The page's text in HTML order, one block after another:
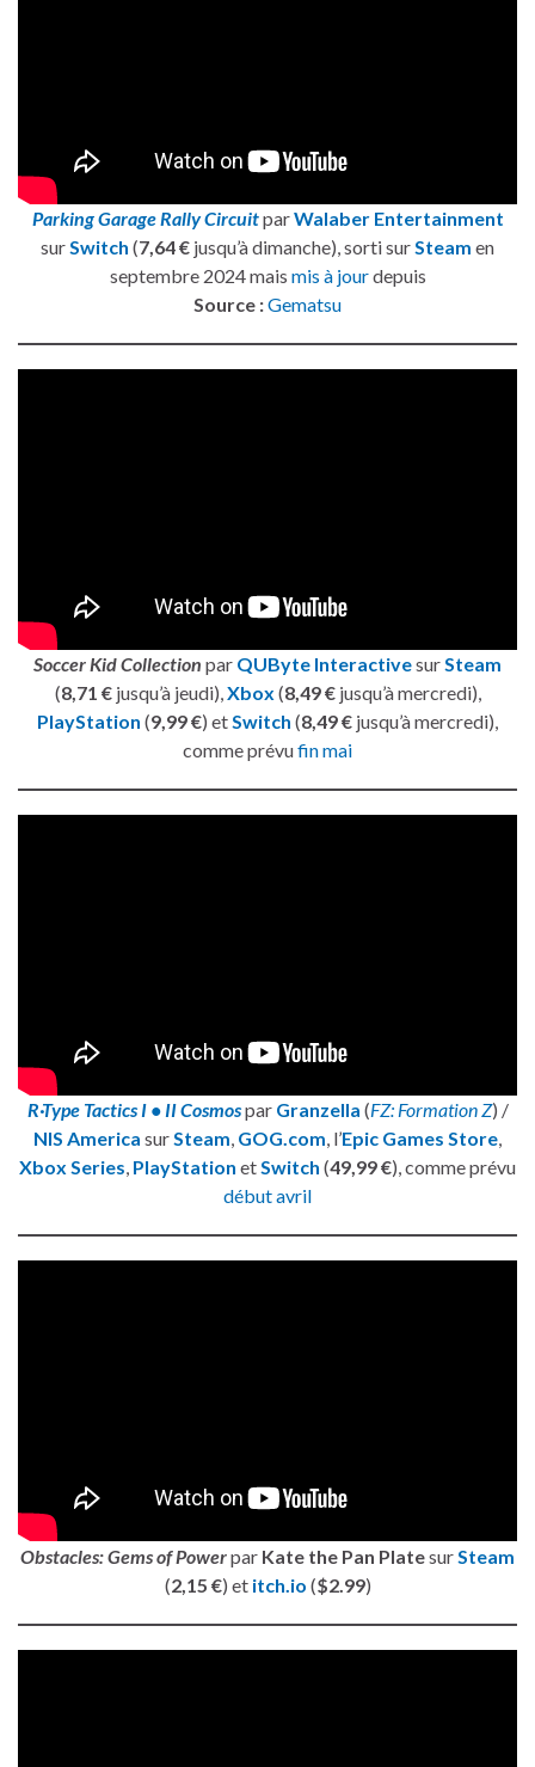
Parking Garage Rally CircuitparWalaber Entertainment
surSwitch (7,64 € jusqu’à dimanche), sorti surSteam en
septembre 2024 mais mis à jourdepuis
Source :Gematsu
Soccer Kid Collection par QUByte InteractivesurSteam
(8,71 €jusqu’à jeudi),Xbox (8,49 €jusqu’à mercredi),
PlayStation (9,99 €) etSwitch (8,49 € jusqu’à mercredi),
comme prévufin mai
R·Type Tactics I • II Cosmospar Granzella (FZ: Formation Z) /
NIS America surSteam, GOG.com, l’Epic Games Store,
Xbox Series, PlayStation etSwitch (49,99 €), comme prévu
début avril
Obstacles: Gems of Powerpar Kate the Pan Platesur Steam
(2,15 €) et itch.io ($2.99)